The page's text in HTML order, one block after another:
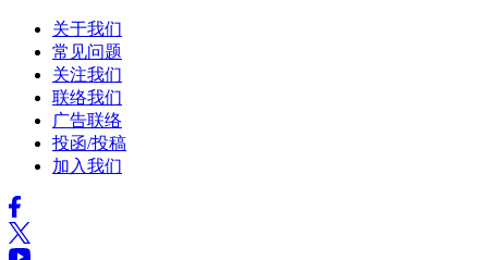
关于我们
常见问题
关注我们
联络我们
广告联络
投函/投稿
加入我们